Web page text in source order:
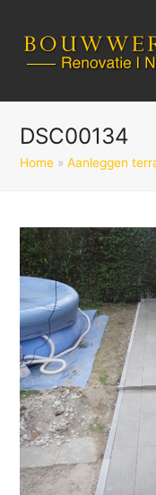
DSC00134
Home »Aanleggen